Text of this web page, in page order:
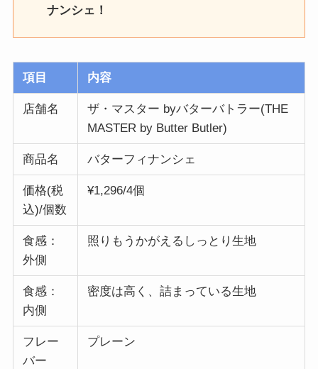
ナンシェ！
項目 内容
店舗名
ザ・マスター byバターバトラー(THE
MASTER by Butter Butler)
商品名 バターフィナンシェ
価格(税
込)/個数
¥1,296/4個
食感：
外側
照りもうかがえるしっとり生地
食感：
内側
密度は高く、詰まっている生地
フレー
バー
プレーン